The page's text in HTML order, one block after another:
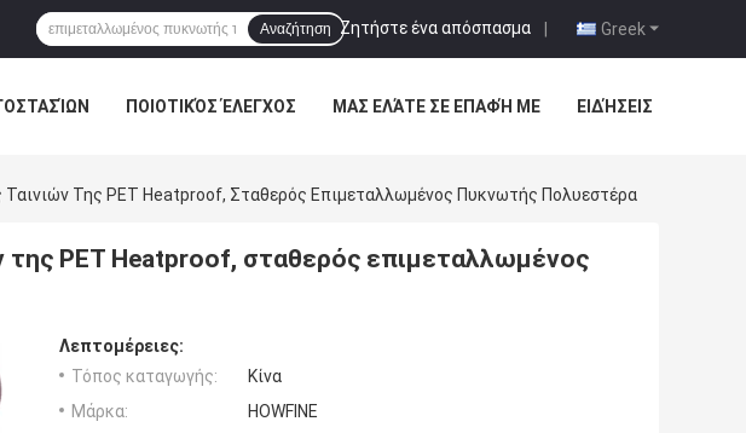
Greek
Ζητήστε ένα απόσπασμα |
Αναζήτηση
ΠΟΙΟΤΙΚΌΣ ΈΛΕΓΧΟΣ ΜΑΣ ΕΛΆΤΕ ΣΕ ΕΠΑΦΉ ΜΕ ΕΙΔΉΣΕΙΣ
Ταινιών Της PET Heatproof, Σταθερός Επιμεταλλωμένος Πυκνωτής Πολυεστέρα
της PET Heatproof, σταθερός επιμεταλλωμένος
Λεπτομέρειες:
Τόπος καταγωγής:
Κίνα
Μάρκα:
HOWFINE